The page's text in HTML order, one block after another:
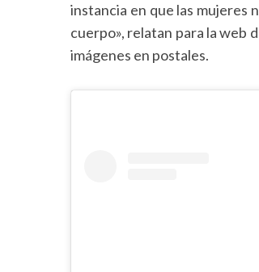
instancia en que las mujeres
cuerpo», relatan para la web
imágenes en postales.